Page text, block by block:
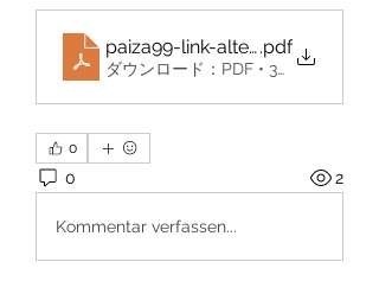
paiza99-link-alternatif
.pdf
ダウンロード：PDF • 302KB
0
0 2
Kommentar verfassen...